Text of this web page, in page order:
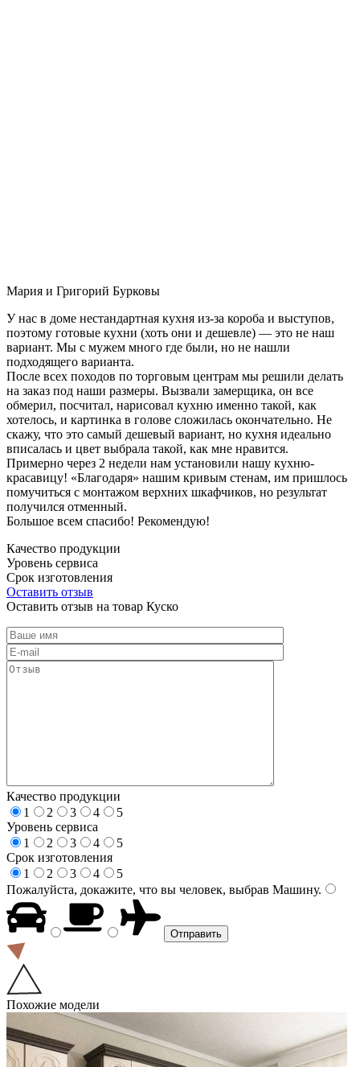
Мария и Григорий Бурковы
У нас в доме нестандартная кухня из-за короба и выступов,
поэтому готовые кухни (хоть они и дешевле) — это не наш
вариант. Мы с мужем много где были, но не нашли
подходящего варианта.
После всех походов по торговым центрам мы решили делать
на заказ под наши размеры. Вызвали замерщика, он все
обмерил, посчитал, нарисовал кухню именно такой, как
хотелось, и картинка в голове сложилась окончательно. Не
скажу, что это самый дешевый вариант, но кухня идеально
вписалась и цвет выбрала такой, как мне нравится.
Примерно через 2 недели нам установили нашу кухню-
красавицу! «Благодаря» нашим кривым стенам, им пришлось
помучиться с монтажом верхних шкафчиков, но результат
получился отменный.
Большое всем спасибо! Рекомендую!
Качество продукции
Уровень сервиса
Срок изготовления
Оставить отзыв
Оставить отзыв на товар Куско
Качество продукции
1
2 3 4
5
Уровень сервиса
1
2 3 4
5
Срок изготовления
1
2 3 4
5
Пожалуйста, докажите, что вы человек, выбрав Машину.
Похожие модели